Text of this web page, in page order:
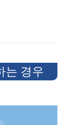
는 경우